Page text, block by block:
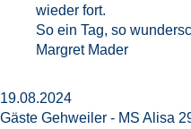
wieder fort.
So ein Tag, so
Margret Mader
19.08.2024
Gäste Gehweiler - MS Alisa